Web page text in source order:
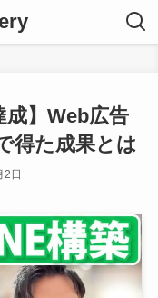
成】Web広告
得た成果とは
2日